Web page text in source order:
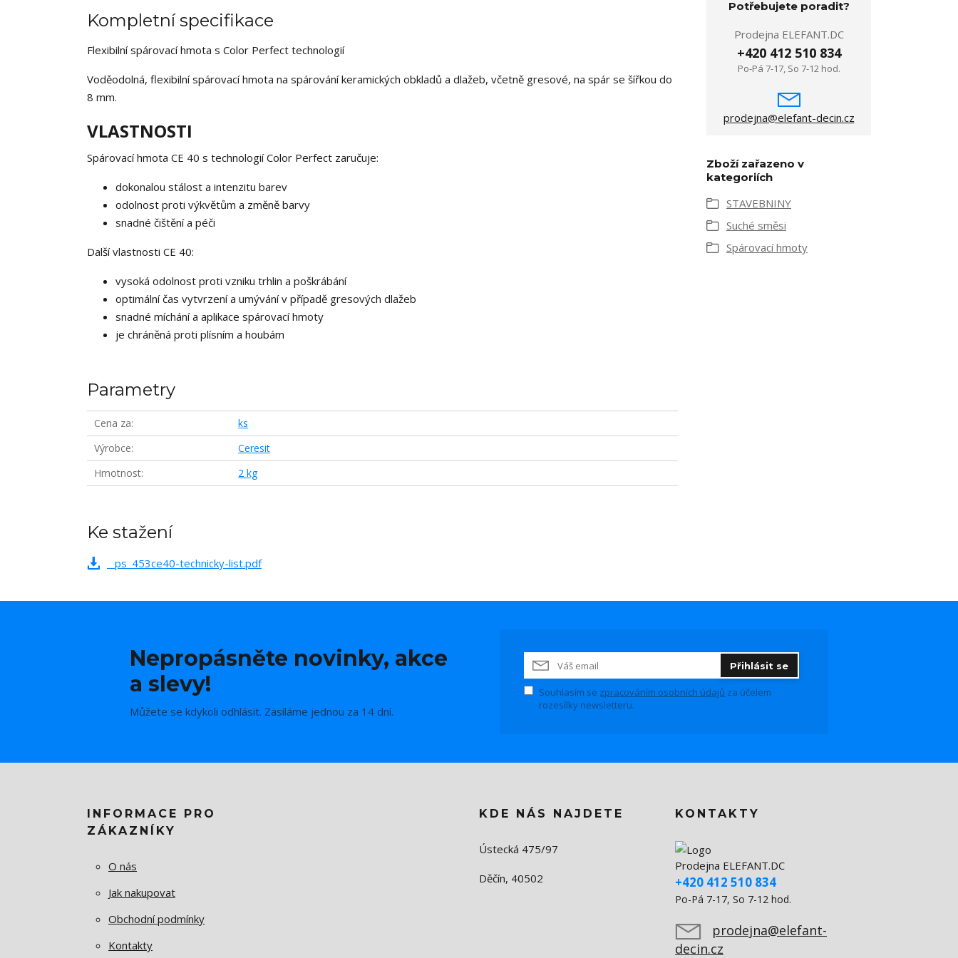
Kompletní specifikace
Flexibilní spárovací hmota s Color Perfect technologií
Voděodolná, flexibilní spárovací hmota na spárování keramických obkladů a dlažeb, včetně gresové, na spár se šířkou do
8 mm.
VLASTNOSTI
Spárovací hmota CE 40 s technologií Color Perfect zaručuje:
dokonalou stálost a intenzitu barev
odolnost proti výkvětům a změně barvy
snadné čištění a péči
Další vlastnosti CE 40:
vysoká odolnost proti vzniku trhlin a poškrábání
optimální čas vytvrzení a umývání v případě gresových dlažeb
snadné míchání a aplikace spárovací hmoty
je chráněná proti plísním a houbám
Parametry
Cena za
ks
Výrobce
Ceresit
Hmotnost
2 kg
Potřebujete poradit?
Prodejna ELEFANT.DC
+420 412 510 834
Po-Pá 7-17, So 7-12 hod.
prodejna@elefant-decin.cz
Zboží zařazeno v
kategoriích
STAVEBNINY
Suché směsi
Spárovací hmoty
Ke stažení
_ps_453ce40-technicky-list.pdf
Nepropásněte novinky, akce
a slevy!
Můžete se kdykoli odhlásit. Zasíláme jednou za 14 dní.
Přihlásit se
Souhlasím se zpracováním osobních údajů za účelem
rozesílky newsletteru.
INFORMACE PRO
ZÁKAZNÍKY
O nás
Jak nakupovat
Obchodní podmínky
Kontakty
KDE NÁS NAJDETE
Ústecká 475/97
Děčín, 40502
KONTAKTY
Prodejna ELEFANT.DC
+420 412 510 834
Po-Pá 7-17, So 7-12 hod.
prodejna@elefant-
decin.cz